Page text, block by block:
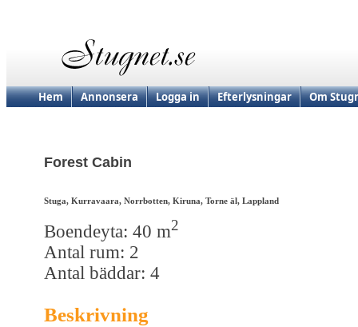
Hem Annonsera Logga in Efterlysningar Om
Forest Cabin
Stuga, Kurravaara, Norrbotten, Kiruna, Torne äl, Lappland
Boendeyta: 40 m2
Antal rum: 2
Antal bäddar: 4
Beskrivning